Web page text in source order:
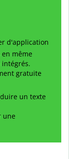
d'application
en même
gratuite
un texte
une